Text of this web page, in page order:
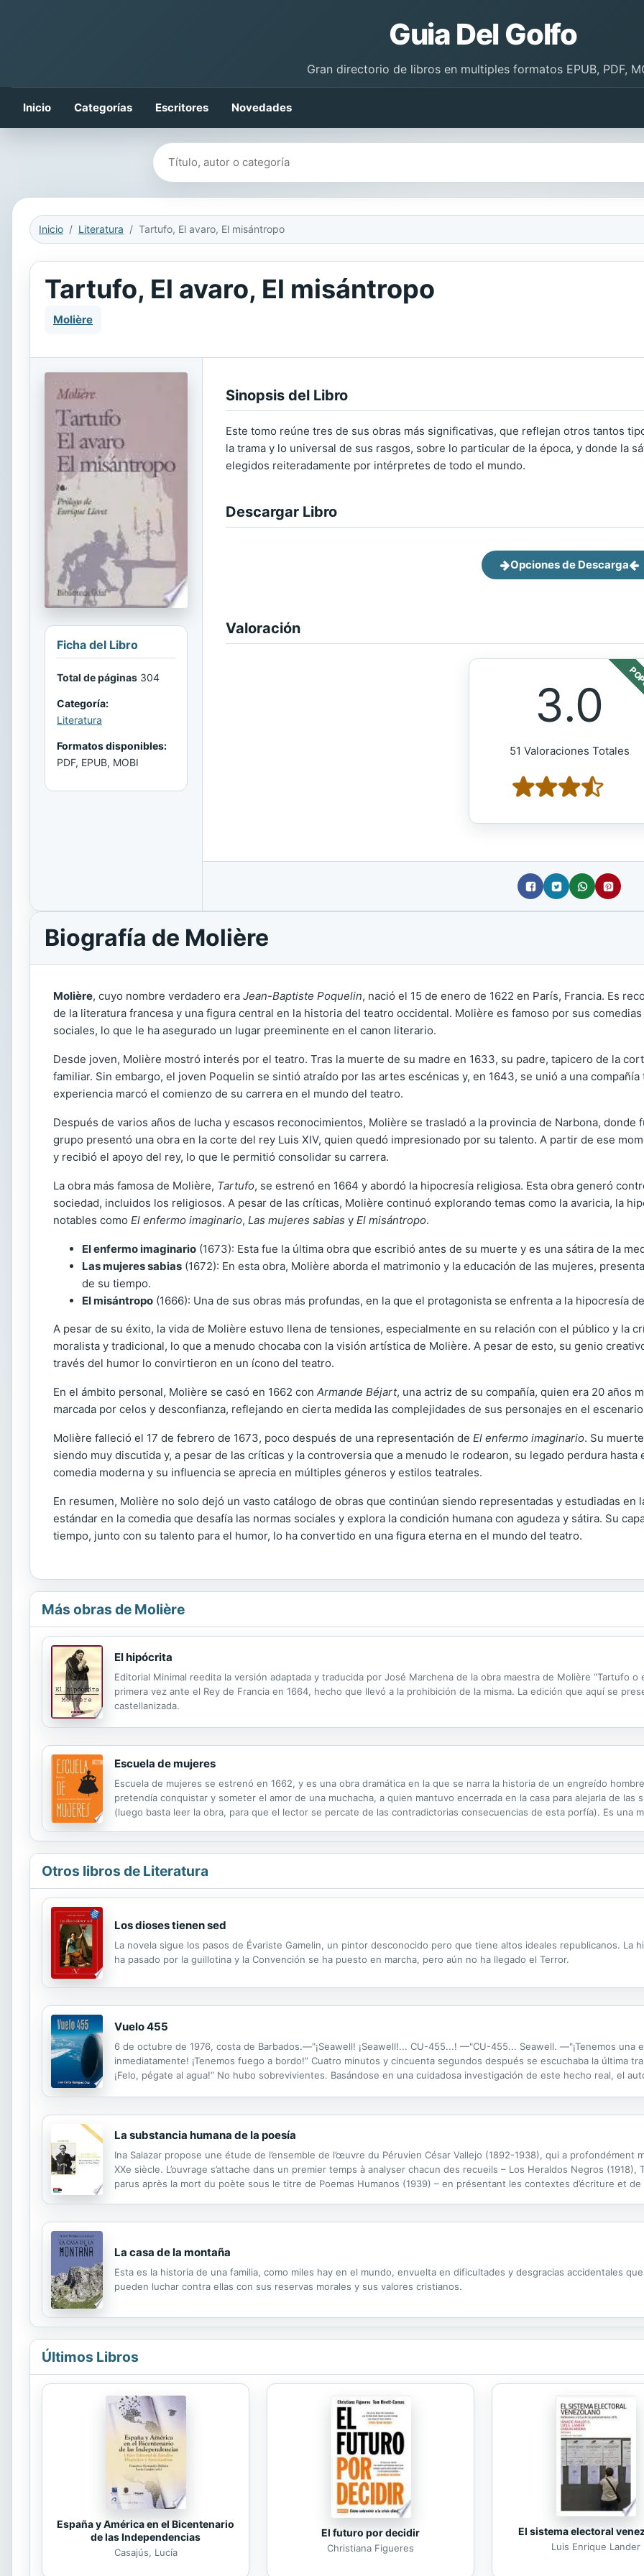
Guia Del Golfo
Gran directorio de libros en multiples formatos EPUB, PDF,
Inicio Categorías Escritores Novedades
Buscar libros
Inicio Literatura Tartufo, El avaro, El misántropo
Tartufo, El avaro, El misántropo
Molière
Ficha del Libro
Total de páginas 304
Categoría:
Literatura
Formatos disponibles:
PDF, EPUB, MOBI
Sinopsis del Libro
Este tomo reúne tres de sus obras más significativas, que reflejan otros tantos
la trama y lo universal de sus rasgos, sobre lo particular de la época, y donde la
elegidos reiteradamente por intérpretes de todo el mundo.
Descargar Libro
Opciones de Descarga
Valoración
3.0
51 Valoraciones Totales
Biografía de Molière
Molière, cuyo nombre verdadero era Jean-Baptiste Poquelin, nació el 15 de enero de 1622 en París, Francia. Es
de la literatura francesa y una figura central en la historia del teatro occidental. Molière es famoso por sus
sociales, lo que le ha asegurado un lugar preeminente en el canon literario.
Desde joven, Molière mostró interés por el teatro. Tras la muerte de su madre en 1633, su padre, tapicero de la
familiar. Sin embargo, el joven Poquelin se sintió atraído por las artes escénicas y, en 1643, se unió a una
experiencia marcó el comienzo de su carrera en el mundo del teatro.
Después de varios años de lucha y escasos reconocimientos, Molière se trasladó a la provincia de Narbona, donde
grupo presentó una obra en la corte del rey Luis XIV, quien quedó impresionado por su talento. A partir de ese
y recibió el apoyo del rey, lo que le permitió consolidar su carrera.
La obra más famosa de Molière, Tartufo, se estrenó en 1664 y abordó la hipocresía religiosa. Esta obra generó
sociedad, incluidos los religiosos. A pesar de las críticas, Molière continuó explorando temas como la avaricia, la
notables como El enfermo imaginario, Las mujeres sabias y El misántropo.
El enfermo imaginario (1673): Esta fue la última obra que escribió antes de su muerte y es una sátira de la
Las mujeres sabias (1672): En esta obra, Molière aborda el matrimonio y la educación de las mujeres,
de su tiempo.
El misántropo (1666): Una de sus obras más profundas, en la que el protagonista se enfrenta a la hipocresía
A pesar de su éxito, la vida de Molière estuvo llena de tensiones, especialmente en su relación con el público y la
moralista y tradicional, lo que a menudo chocaba con la visión artística de Molière. A pesar de esto, su genio
través del humor lo convirtieron en un ícono del teatro.
En el ámbito personal, Molière se casó en 1662 con Armande Béjart, una actriz de su compañía, quien era 20 años
marcada por celos y desconfianza, reflejando en cierta medida las complejidades de sus personajes en el
Molière falleció el 17 de febrero de 1673, poco después de una representación de El enfermo imaginario. Su
siendo muy discutida y, a pesar de las críticas y la controversia que a menudo le rodearon, su legado perdura
comedia moderna y su influencia se aprecia en múltiples géneros y estilos teatrales.
En resumen, Molière no solo dejó un vasto catálogo de obras que continúan siendo representadas y estudiadas
estándar en la comedia que desafía las normas sociales y explora la condición humana con agudeza y sátira. Su
tiempo, junto con su talento para el humor, lo ha convertido en una figura eterna en el mundo del teatro.
Más obras de Molière
El hipócrita
Editorial Minimal reedita la versión adaptada y traducida por José Marchena de la obra maestra de Molière “Tartufo
primera vez ante el Rey de Francia en 1664, hecho que llevó a la prohibición de la misma. La edición que aquí se
castellanizada.
Escuela de mujeres
Escuela de mujeres se estrenó en 1662, y es una obra dramática en la que se narra la historia de un engreído
pretendía conquistar y someter el amor de una muchacha, a quien mantuvo encerrada en la casa para alejarla de las
(luego basta leer la obra, para que el lector se percate de las contradictorias consecuencias de esta porfía). Es una
Otros libros de Literatura
Los dioses tienen sed
La novela sigue los pasos de Évariste Gamelin, un pintor desconocido pero que tiene altos ideales republicanos. La
ha pasado por la guillotina y la Convención se ha puesto en marcha, pero aún no ha llegado el Terror.
Vuelo 455
6 de octubre de 1976, costa de Barbados.—"¡Seawell! ¡Seawell!... CU-455...! —"CU-455... Seawell. —"¡Tenemos una
inmediatamente! ¡Tenemos fuego a bordo!” Cuatro minutos y cincuenta segundos después se escuchaba la última
¡Felo, pégate al agua!” No hubo sobrevivientes. Basándose en una cuidadosa investigación de este hecho real, el
La substancia humana de la poesía
Ina Salazar propose une étude de l’ensemble de l’œuvre du Péruvien César Vallejo (1892-1938), qui a profondément
XXe siècle. L’ouvrage s’attache dans un premier temps à analyser chacun des recueils – Los Heraldos Negros
parus après la mort du poète sous le titre de Poemas Humanos (1939) – en présentant les contextes d’écriture et
La casa de la montaña
Esta es la historia de una familia, como miles hay en el mundo, envuelta en dificultades y desgracias accidentales
pueden luchar contra ellas con sus reservas morales y sus valores cristianos.
Últimos Libros
España y América en el Bicentenario
de las Independencias
Casajús, Lucía
El futuro por decidir
Christiana Figueres
El sistema electoral
Luis Enrique Lander